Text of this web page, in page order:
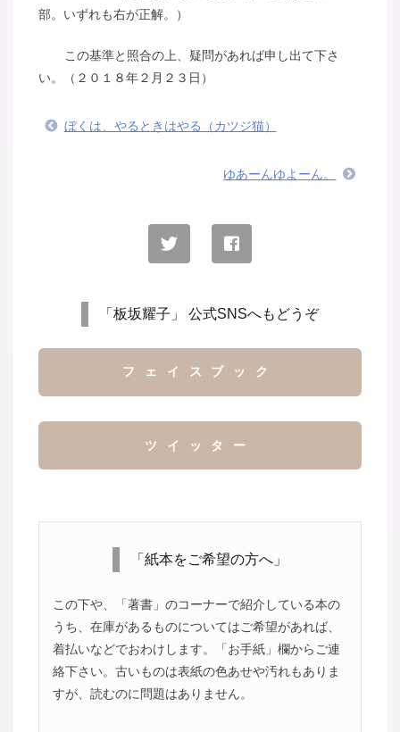
部。いずれも右が正解。）
この基準と照合の上、疑問があれば申し出て下さ
い。（２０１８年２月２３日）
ぼくは、やるときはやる（カツジ猫）
ゆあーんゆよーん。
「板坂耀子」 公式SNSへもどうぞ
フェイスブック
ツイッター
「紙本をご希望の方へ」
この下や、「著書」のコーナーで紹介している本の
うち、在庫があるものについてはご希望があれば、
着払いなどでおわけします。「お手紙」欄からご連
絡下さい。古いものは表紙の色あせや汚れもありま
すが、読むのに問題はありません。